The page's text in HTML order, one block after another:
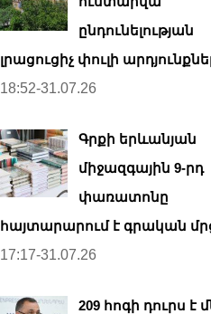
ընդունելության
լրացուցիչ փուլի
18:52-31.07.26
Գրքի երևանյան
միջազգային 9-րդ
փառատոնը
հայտարարում է գրական
17:17-31.07.26
209 հոգի դուրս է